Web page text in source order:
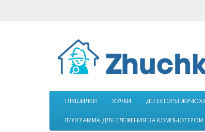
ГЛУШИЛКИ ЖУЧКИ ДЕТЕКТОРЫ ЖУЧКОВ
ПРОГРАММА ДЛЯ СЛЕЖЕНИЯ ЗА КОМПЬЮТЕРОМ